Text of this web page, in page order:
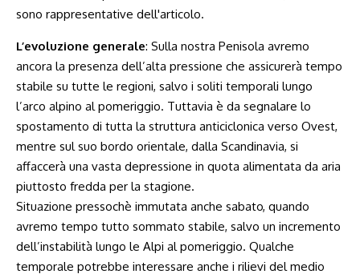
L’evoluzione generale: Sulla nostra Penisola avremo
ancora la presenza dell’alta pressione che assicurerà tempo
stabile su tutte le regioni, salvo i soliti temporali lungo
l’arco alpino al pomeriggio. Tuttavia è da segnalare lo
spostamento di tutta la struttura anticiclonica verso Ovest,
mentre sul suo bordo orientale, dalla Scandinavia, si
affaccerà una vasta depressione in quota alimentata da aria
piuttosto fredda per la stagione.
Situazione pressochè immutata anche sabato, quando
avremo tempo tutto sommato stabile, salvo un incremento
dell’instabilità lungo le Alpi al pomeriggio. Qualche
temporale potrebbe interessare anche i rilievi del medio